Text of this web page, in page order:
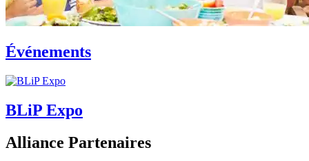
Événements
BLiP Expo
Alliance Partenaires